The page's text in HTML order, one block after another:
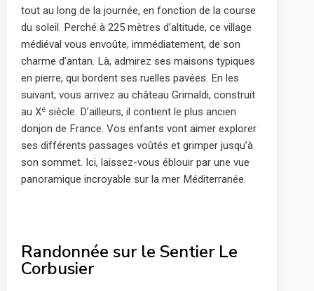
tout au long de la journée, en fonction de la course
du soleil. Perché à 225 mètres d’altitude, ce village
médiéval vous envoûte, immédiatement, de son
charme d’antan. Là, admirez ses maisons typiques
en pierre, qui bordent ses ruelles pavées. En les
suivant, vous arrivez au château Grimaldi, construit
au Xe siècle. D’ailleurs, il contient le plus ancien
donjon de France. Vos enfants vont aimer explorer
ses différents passages voûtés et grimper jusqu’à
son sommet. Ici, laissez-vous éblouir par une vue
panoramique incroyable sur la mer Méditerranée.
Randonnée sur le Sentier Le
Corbusier